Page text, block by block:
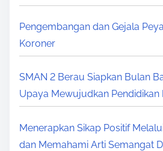
Pengembangan dan Gejala
Koroner
SMAN 2 Berau Siapkan Bulan
Upaya Mewujudkan Pendidikan
Menerapkan Sikap Positif
dan Memahami Arti Semangat